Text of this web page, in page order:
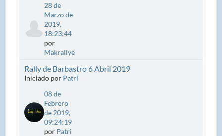
28 de
Marzo de
2019,
18:23:44
por
Makrallye
Rally de Barbastro 6 Abril 2019
Iniciado por Patri
08 de
Febrero
de 2019,
09:24:19
por Patri